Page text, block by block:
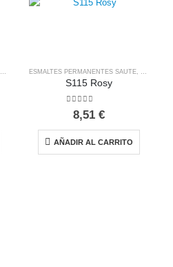
SAUTE NAILSESMALTES PERMANENTES SAUTE, SAUTE
S115 Rosy
out of 5
8,51 €
AÑADIR AL CARRITO